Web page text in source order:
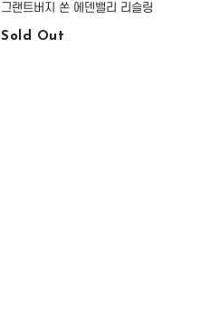
그랜트버지 쏜 에덴밸리 리슬링
Sold Out